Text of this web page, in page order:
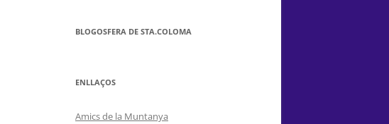
BLOGOSFERA DE STA.COLOMA
ENLLAÇOS
Amics de la Muntanya